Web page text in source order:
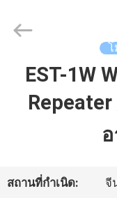
บ้าน
วิดีโอ
EASTLONGE
ELECTRONICS(HK)
Reserved.EST-1W
สถานที่กำเนิด: จี